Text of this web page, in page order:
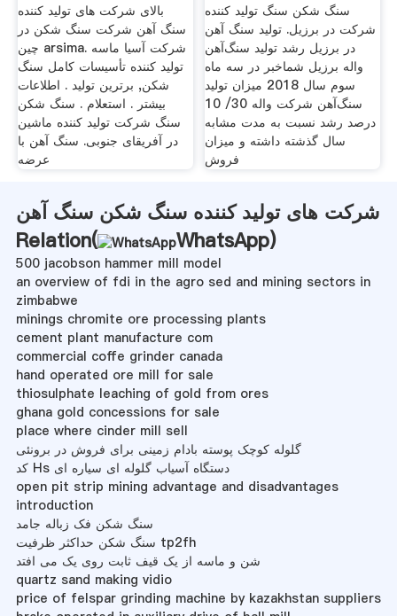
بالای شرکت های تولید کننده
سنگ آهن شرکت سنگ شکن در
چین arsima. شرکت آسیا ماسه
توليد كننده تأسيسات كامل سنگ
شکن, برترین تولید . اطلاعات
بیشتر . استعلام . سنگ شکن
سنگ شرکت تولید کننده ماشین
در آفریقای جنوبی. سنگ آهن با
عرضه
سنگ شکن سنگ تولید کننده
شرکت در برزیل. تولید سنگ آهن
در برزیل رشد تولید سنگ‌آهن
واله برزیل شماخبر در سه ماه
سوم سال 2018 میزان تولید
سنگ‌آهن شرکت واله 30/ 10
درصد رشد نسبت به مدت مشابه
سال گذشته داشته و میزان
فروش
شرکت های تولید کننده سنگ شکن سنگ آهن
Relation(
WhatsApp)
500 jacobson hammer mill model
an overview of fdi in the agro sed and mining sectors in
zimbabwe
minings chromite ore processing plants
cement plant manufacture com
commercial coffe grinder canada
hand operated ore mill for sale
thiosulphate leaching of gold from ores
ghana gold concessions for sale
place where cinder mill sell
گلوله کوچک پوسته بادام زمینی برای فروش در برونئی
کد Hs دستگاه آسیاب گلوله ای سیاره ای
open pit strip mining advantage and disadvantages
introduction
سنگ شکن فک زباله جامد
سنگ شکن حداکثر ظرفیت tp2fh
شن و ماسه از یک قیف ثابت روی یک می افتد
quartz sand making vidio
price of felspar grinding machine by kazakhstan suppliers